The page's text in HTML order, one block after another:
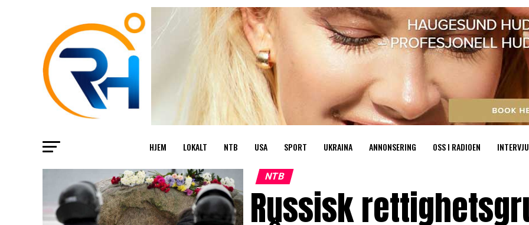
HJEM LOKALT NTB USA SPORT UKRAINA ANNONSERING OSS I RADIOEN INTERVJU
NTB
Russisk